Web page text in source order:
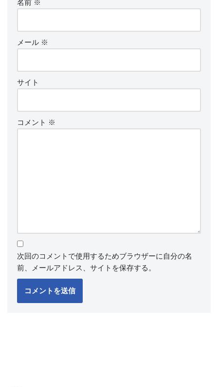
名前 ※
メール ※
サイト
コメント ※
次回のコメントで使用するためブラウザーに自分の名
前、メールアドレス、サイトを保存する。